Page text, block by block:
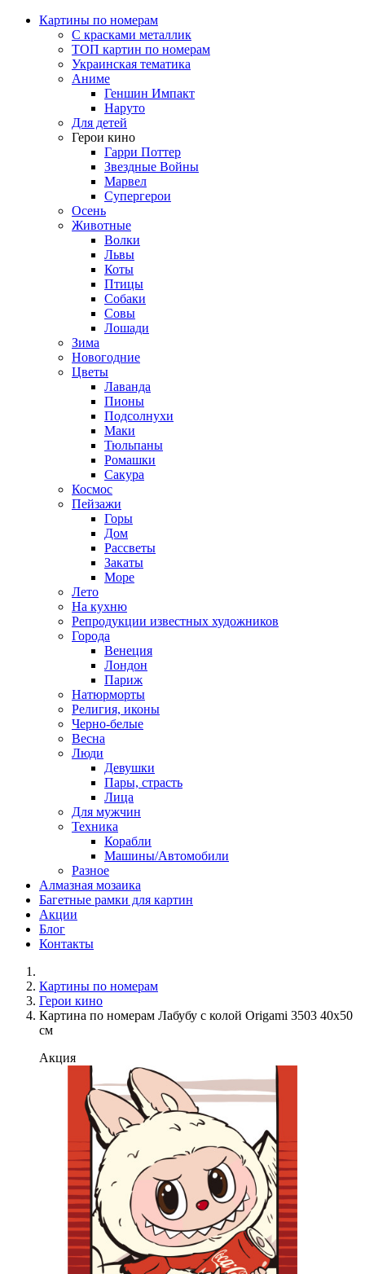
Картины по номерам
С красками металлик
ТОП картин по номерам
Украинская тематика
Аниме
Геншин Импакт
Наруто
Для детей
Герои кино
Гарри Поттер
Звездные Войны
Марвел
Супергерои
Осень
Животные
Волки
Львы
Коты
Птицы
Собаки
Совы
Лошади
Зима
Новогодние
Цветы
Лаванда
Пионы
Подсолнухи
Маки
Тюльпаны
Ромашки
Сакура
Космос
Пейзажи
Горы
Дом
Рассветы
Закаты
Море
Лето
На кухню
Репродукции известных художников
Города
Венеция
Лондон
Париж
Натюрморты
Религия, иконы
Черно-белые
Весна
Люди
Девушки
Пары, страсть
Лица
Для мужчин
Техника
Корабли
Машины/Автомобили
Разное
Алмазная мозаика
Багетные рамки для картин
Акции
Блог
Контакты
Картины по номерам
Герои кино
Картина по номерам Лабубу с колой Origami 3503 40x50
см
Акция